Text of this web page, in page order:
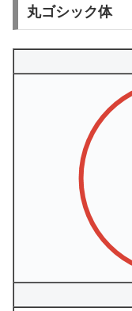
丸ゴシック体